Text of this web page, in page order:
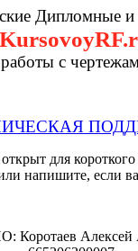
Дипломные
работы с
для короткого
напишите, если
Коротаев